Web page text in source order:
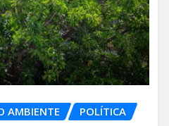
AMBIENTE POLÍTICA